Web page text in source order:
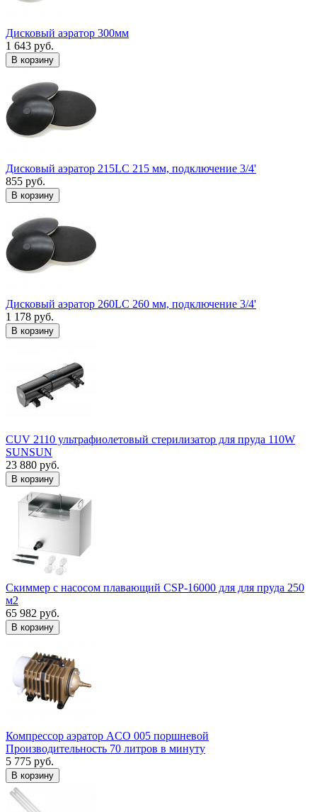
Дисковый аэратор 300мм
1 643 руб.
В корзину
Дисковый аэратор 215LC 215 мм, подключение 3/4'
855 руб.
В корзину
Дисковый аэратор 260LC 260 мм, подключение 3/4'
1 178 руб.
В корзину
CUV 2110 ультрафиолетовый стерилизатор для пруда 110W
SUNSUN
23 880 руб.
В корзину
Скиммер с насосом плавающий CSP-16000 для для пруда 250
м2
65 982 руб.
В корзину
Компрессор аэратор ACO 005 поршневой
Производительность 70 литров в минуту
5 775 руб.
В корзину